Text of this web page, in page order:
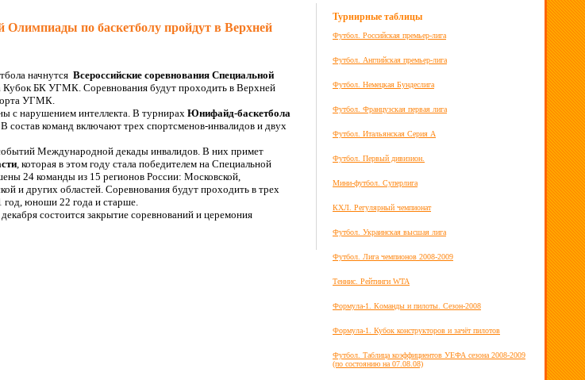
Олимпиады по баскетболу пройдут в Верхней
начнутся Всероссийские соревнования Специальной
Кубок БК УГМК. Соревнования будут проходить в Верхней
УГМК.
с нарушением интеллекта. В турнирахЮнифайд-баскетбола
команд включают трех спортсменов-инвалидов и двух
Международной декады инвалидов. В них примет
, которая в этом году стала победителем на Специальной
24 команды из 15 регионов России: Московской,
и других областей. Соревнования будут проходить в трех
год, юноши 22 года и старше.
состоится закрытие соревнований и церемония
Турнирные таблицы
Футбол. Российская премьер-лига
Футбол. Английская премьер-лига
Футбол. Немецкая Бундеслига
Футбол. Французская первая лига
Футбол. Итальянская Серия А
Футбол. Первый дивизион.
Мини-футбол. Суперлига
КХЛ. Регулярный чемпионат
Футбол. Украинская высшая лига
Футбол. Лига чемпионов 2008-2009
Теннис. Рейтинги WTA
Формула-1. Команды и пилоты. Сезон-2008
Формула-1. Кубок конструкторов и зачёт пилотов
Футбол. Таблица коэффициентов УЕФА сезона 2008-2009
(по состоянию на 07.08.08)